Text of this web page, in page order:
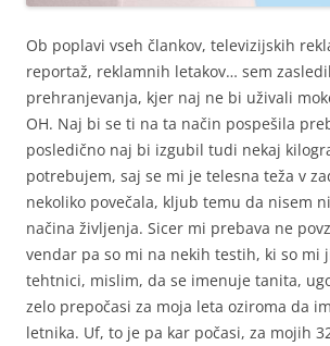
Ob poplavi vseh člankov, televizijskih
reportaž, reklamnih letakov… sem
prehranjevanja, kjer naj ne bi uživali
OH. Naj bi se ti na ta način pospešila
posledično naj bi izgubil tudi nekaj
potrebujem, saj se mi je telesna teža v
nekoliko povečala, kljub temu da nisem
načina življenja. Sicer mi prebava ne
vendar pa so mi na nekih testih, ki so mi
tehtnici, mislim, da se imenuje tanita,
zelo prepočasi za moja leta oziroma da
letnika. Uf, to je pa kar počasi, za mojih